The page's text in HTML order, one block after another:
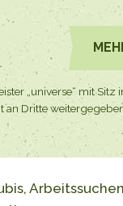
„universe“ mit
an Dritte